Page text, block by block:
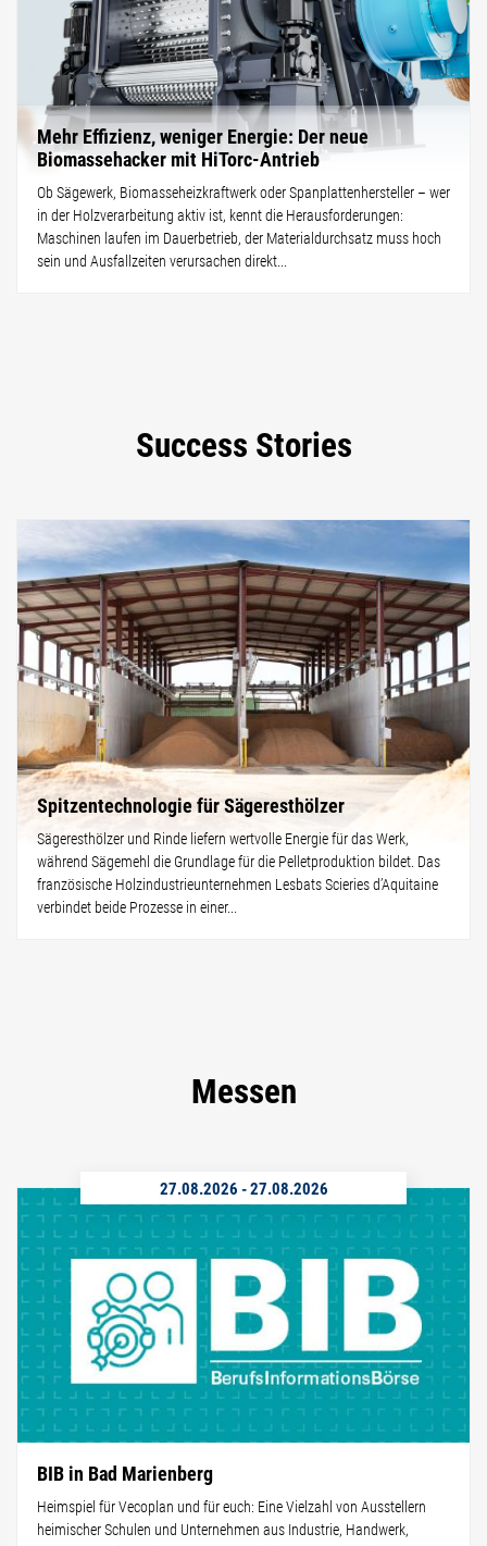
Mehr Effizienz, weniger Energie: Der neue
Biomassehacker mit HiTorc-Antrieb
Ob Sägewerk, Biomasseheizkraftwerk oder Spanplattenhersteller – wer
in der Holzverarbeitung aktiv ist, kennt die Herausforderungen:
Maschinen laufen im Dauerbetrieb, der Materialdurchsatz muss hoch
sein und Ausfallzeiten verursachen direkt...
Success Stories
Spitzentechnologie für Sägeresthölzer
Sägeresthölzer und Rinde liefern wertvolle Energie für das Werk,
während Sägemehl die Grundlage für die Pelletproduktion bildet. Das
französische Holzindustrieunternehmen Lesbats Scieries d’Aquitaine
verbindet beide Prozesse in einer...
Messen
27.08.2026 -27.08.2026
BIB in Bad Marienberg
Heimspiel für Vecoplan und für euch: Eine Vielzahl von Ausstellern
heimischer Schulen und Unternehmen aus Industrie, Handwerk,